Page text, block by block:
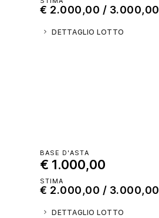
€ 2.000,00 / 3.000,00
DETTAGLIO LOTTO
BASE D'ASTA
€ 1.000,00
STIMA
€ 2.000,00 / 3.000,00
DETTAGLIO LOTTO